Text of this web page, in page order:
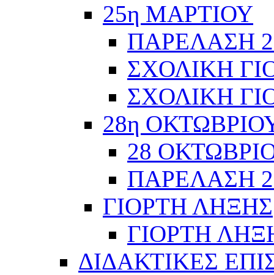
25η ΜΑΡΤΙΟΥ
ΠΑΡΕΛΑΣΗ
ΣΧΟΛΙΚΗ
ΣΧΟΛΙΚΗ
28η
28
ΠΑΡΕΛΑΣΗ
ΓΙΟΡΤΗ ΛΗΞΗΣ
ΓΙΟΡΤΗ
ΔΙΔΑΚΤΙΚΕΣ